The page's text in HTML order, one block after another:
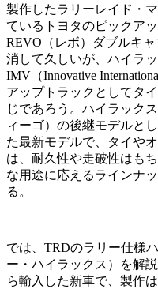
製作したラリーレイド・
ているトヨタのピックア
REVO（レボ）ダブルキ
消して久しいが、ハイラ
IMV（Innovative
アップトラックとしてタ
じであろう。ハイラック
ィーゴ）の後継モデルと
た最新モデルで、タイや
は、耐久性や走破性はも
な用途に応えるラインナ
る。
では、TRDのラリー仕様
ー・ハイラックス）を解
ら輸入した新車で、製作